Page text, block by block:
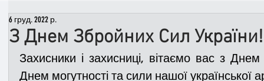
День народження
Спільні заходи Надзвичайні заходи
З Днем Збройних Сил України!
6 груд. 2022 р.
Захисники і захисниці, вітаємо вас з
Днем могутності та сили нашої української